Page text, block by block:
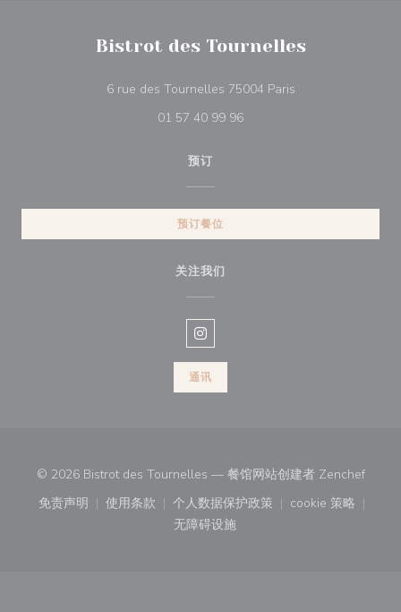
Bistrot des Tournelles
6 rue des Tournelles 75004 Paris((在新窗口中打开))
01 57 40 99 96
预订
预订餐位
关注我们
Instagram ((在新窗口中打开))
通讯
© 2026 Bistrot des Tournelles — 餐馆网站创建者 Zenchef((在新
免责声明
((在新窗口中打开))
使用条款
((在新窗口中打开))
个人数据保护政策
((在新窗口中打开))
cookie 策略
((在新窗口
无障碍设施
((在新窗口中打开))